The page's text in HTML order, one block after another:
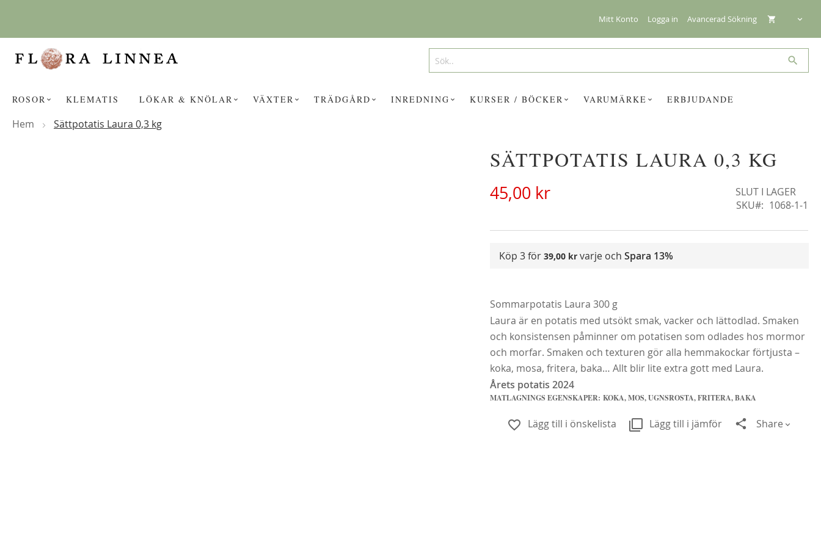
Mitt Konto Logga in Avancerad Sökning
innehållet
Search
Search
ROSOR
KLEMATIS LÖKAR & KNÖLAR VÄXTER TRÄDGÅRD INREDNING KURSER / BÖCKER VARUMÄRKE ERBJUDANDE
Hem Sättpotatis Laura 0,3 kg
KANSKE NÅGON AV DESSA PRODUKTER KAN INTRESSERA DIG?
Köp
SÄTTPOTATIS LAURA 0,3 KG
45,00 kr
SLUT I LAGER
SKU
1068-1-1
Köp 3 för39,00 kr varje ochSpara 13%
Sommarpotatis Laura 300 g
Laura är en potatis med utsökt smak, vacker och lättodlad. Smaken
och konsistensen påminner om potatisen som odlades hos mormor
och morfar. Smaken och texturen gör alla hemmakockar förtjusta –
koka, mosa, fritera, baka… Allt blir lite extra gott med Laura.
Årets potatis 2024
MATLAGNINGS EGENSKAPER:KOKA, MOS, UGNSROSTA, FRITERA, BAKA
Lägg till i önskelista Lägg till i jämför Share